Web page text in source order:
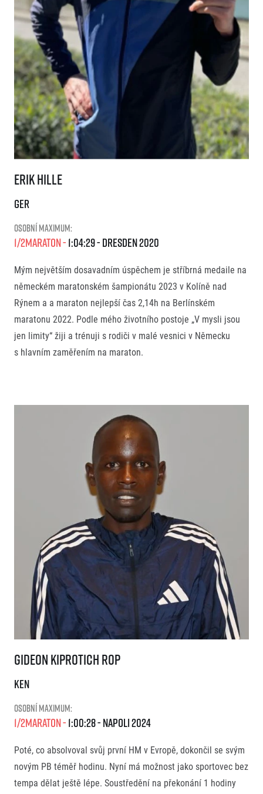
Erik Hille
GER
Osobní maximum:
1/2Maraton 1:04:29 Dresden2020
Mým největším dosavadním úspěchem je stříbrná medaile na
německém maratonském šampionátu 2023 v Kolíně nad
Rýnem a a maraton nejlepší čas 2,14h na Berlínském
maratonu 2022. Podle mého životního postoje „V mysli jsou
jen limity“ žiji a trénuji s rodiči v malé vesnici v Německu
s hlavním zaměřením na maraton.
Gideon Kiprotich Rop
KEN
Osobní maximum:
1/2Maraton 1:00:28 Napoli2024
Poté, co absolvoval svůj první HM v Evropě, dokončil se svým
novým PB téměř hodinu. Nyní má možnost jako sportovec bez
tempa dělat ještě lépe. Soustředění na překonání 1 hodiny